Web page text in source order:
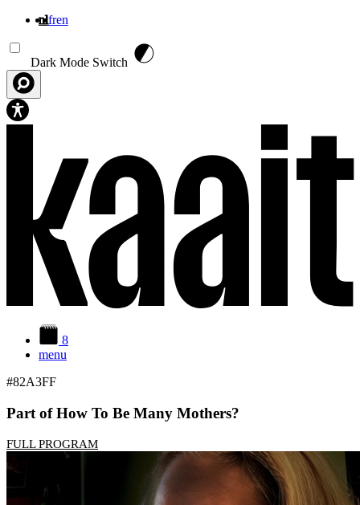
nlfren
Dark Mode Switch
8
menu
#82A3FF
Part of How To Be Many Mothers?
FULL PROGRAM